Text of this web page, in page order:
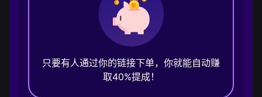
只要有人通过你的链接下单，你就能自动赚
取40%提成！